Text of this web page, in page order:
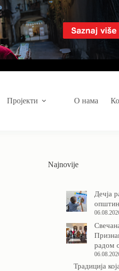
Пројекти О нама
Najnovije
Дечја
радом
Традиција